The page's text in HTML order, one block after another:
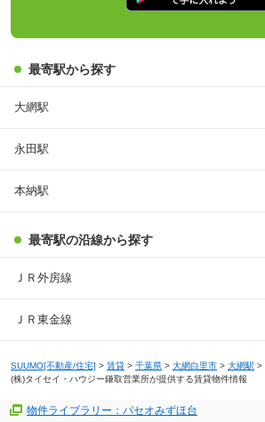
最寄駅から探す
大網駅
永田駅
本納駅
最寄駅の沿線から探す
ＪＲ外房線
ＪＲ東金線
SUUMO[不動産/住宅] > 賃貸 > 千葉県 > 大網白里市 > 大網駅 >
(株)タイセイ・ハウジー鎌取営業所が提供する賃貸物件情報
物件ライブラリー：パセオみずほ台